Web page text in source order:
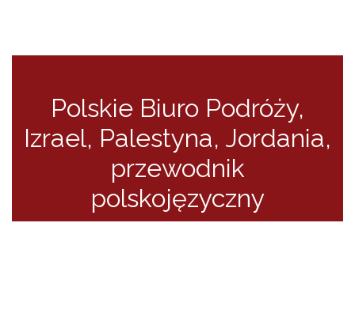
Polskie Biuro Podróży,
Izrael, Palestyna, Jordania,
przewodnik
polskojęzyczny